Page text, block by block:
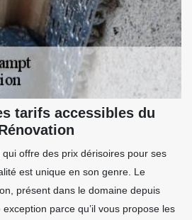
tarifs accessibles du
offre des prix dérisoires pour ses
est unique en son genre. Le
présent dans le domaine depuis
parce qu’il vous propose les